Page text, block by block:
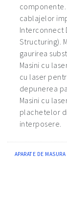
componente.
cablajelor
Interconnect
Structuring).
gaurirea
Masini cu
cu laser
depunerea
Masini cu
plachetelor
interposere.
APARATE DE